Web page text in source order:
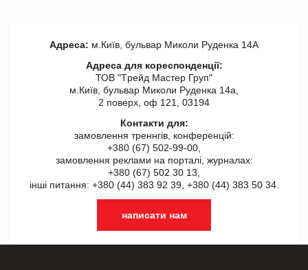
Адреса: м.Київ, бульвар Миколи Руденка 14А
Адреса для кореспонденції:
ТОВ "Tрейд Мастер Груп"
м.Київ, бульвар Миколи Руденка 14а,
2 поверх, оф 121, 03194
Контакти для:
замовлення треннгів, конференцій:
+380 (67) 502-99-00,
замовлення реклами на порталі, журналах:
+380 (67) 502 30 13,
інші питання: +380 (44) 383 92 39, +380 (44) 383 50 34.
написати нам